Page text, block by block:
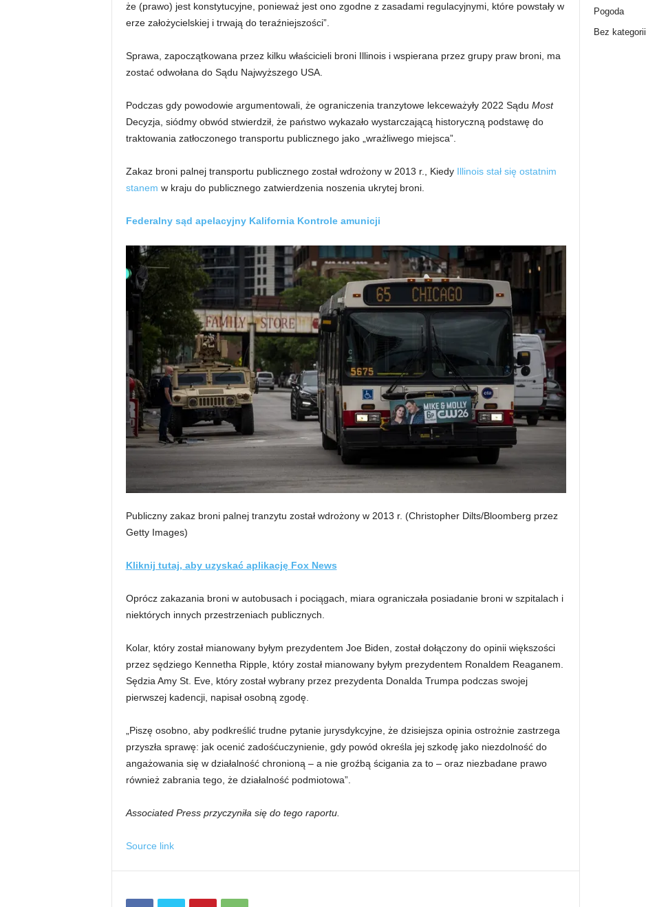
że (prawo) jest konstytucyjne, ponieważ jest ono zgodne z zasadami regulacyjnymi, które powstały w
erze założycielskiej i trwają do teraźniejszości”.
Sprawa, zapoczątkowana przez kilku właścicieli broni Illinois i wspierana przez grupy praw broni, ma
zostać odwołana do Sądu Najwyższego USA.
Podczas gdy powodowie argumentowali, że ograniczenia tranzytowe lekceważyły ​​2022 Sądu Most
Decyzja, siódmy obwód stwierdził, że państwo wykazało wystarczającą historyczną podstawę do
traktowania zatłoczonego transportu publicznego jako „wrażliwego miejsca”.
Zakaz broni palnej transportu publicznego został wdrożony w 2013 r., Kiedy Illinois stał się ostatnim
stanem w kraju do publicznego zatwierdzenia noszenia ukrytej broni.
Federalny sąd apelacyjny Kalifornia Kontrole amunicji
Publiczny zakaz broni palnej tranzytu został wdrożony w 2013 r. (Christopher Dilts/Bloomberg przez
Getty Images)
Kliknij tutaj, aby uzyskać aplikację Fox News
Oprócz zakazania broni w autobusach i pociągach, miara ograniczała posiadanie broni w szpitalach i
niektórych innych przestrzeniach publicznych.
Kolar, który został mianowany byłym prezydentem Joe Biden, został dołączony do opinii większości
przez sędziego Kennetha Ripple, który został mianowany byłym prezydentem Ronaldem Reaganem.
Sędzia Amy St. Eve, który został wybrany przez prezydenta Donalda Trumpa podczas swojej
pierwszej kadencji, napisał osobną zgodę.
„Piszę osobno, aby podkreślić trudne pytanie jurysdykcyjne, że dzisiejsza opinia ostrożnie zastrzega
przyszła sprawę: jak ocenić zadośćuczynienie, gdy powód określa jej szkodę jako niezdolność do
angażowania się w działalność chronioną – a nie groźbą ścigania za to – oraz niezbadane prawo
również zabrania tego, że działalność podmiotowa”.
Associated Press przyczyniła się do tego raportu.
Source link
Pogoda
Bez kategorii